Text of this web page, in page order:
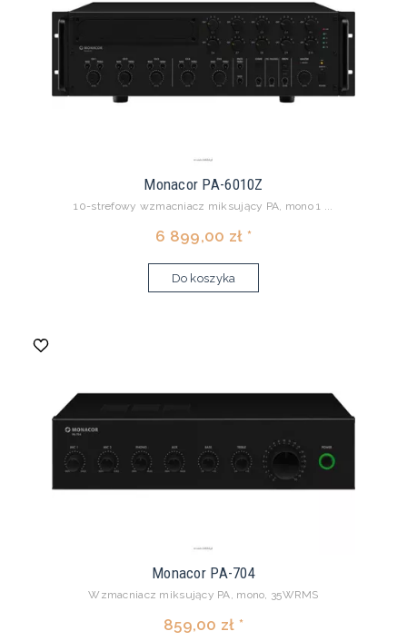
Monacor PA-6010Z
10-strefowy wzmacniacz miksujący PA, mono 1 ...
6 899,00 zł *
Do koszyka
Monacor PA-704
Wzmacniacz miksujący PA, mono, 35WRMS
859,00 zł *